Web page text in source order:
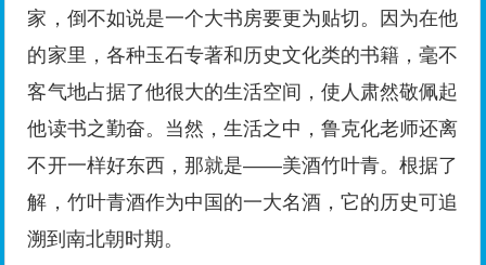
家，倒不如说是一个大书房要更为贴切。因为在他
的家里，各种玉石专著和历史文化类的书籍，毫不
客气地占据了他很大的生活空间，使人肃然敬佩起
他读书之勤奋。当然，生活之中，鲁克化老师还离
不开一样好东西，那就是——美酒竹叶青。根据了
解，竹叶青酒作为中国的一大名酒，它的历史可追
溯到南北朝时期。